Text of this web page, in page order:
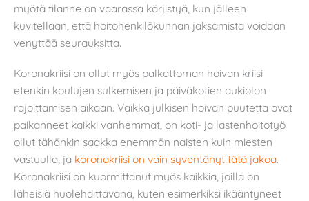
myötä tilanne on vaarassa kärjistyä, kun jälleen
kuvitellaan, että hoitohenkilökunnan jaksamista voidaan
venyttää seurauksitta.
Koronakriisi on ollut myös palkattoman hoivan kriisi
etenkin koulujen sulkemisen ja päiväkotien aukiolon
rajoittamisen aikaan. Vaikka julkisen hoivan puutetta ovat
paikanneet kaikki vanhemmat, on koti- ja lastenhoitotyö
ollut tähänkin saakka enemmän naisten kuin miesten
vastuulla, ja koronakriisi on vain syventänyt tätä jakoa.
Koronakriisi on kuormittanut myös kaikkia, joilla on
läheisiä huolehdittavana, kuten esimerkiksi ikääntyneet